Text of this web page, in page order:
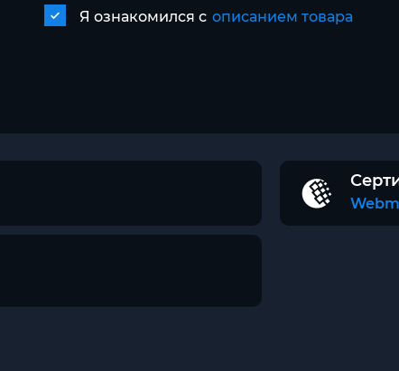
Я ознакомился с описанием товара